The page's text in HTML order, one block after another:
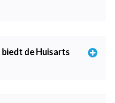
de Huisarts